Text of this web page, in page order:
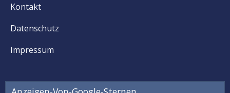
Kontakt
Datenschutz
Impressum